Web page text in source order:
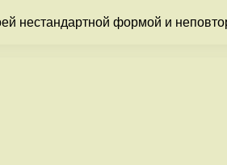
нестандартной формой и